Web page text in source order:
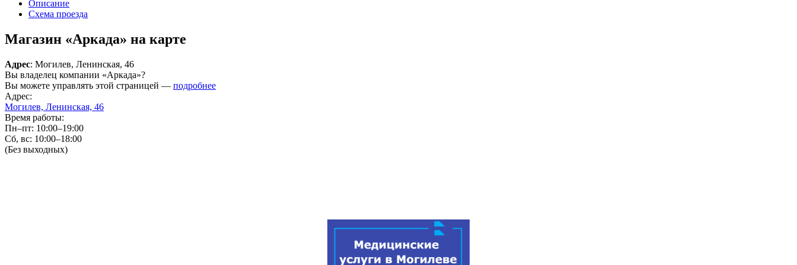
Описание
Схема проезда
Магазин «Аркада» на карте
Адрес: Могилев, Ленинская, 46
Вы владелец компании «Аркада»?
Вы можете управлять этой страницей — подробнее
Адрес:
Могилев, Ленинская, 46
Время работы:
Пн–пт: 10:00–19:00
Сб, вс: 10:00–18:00
(Без выходных)